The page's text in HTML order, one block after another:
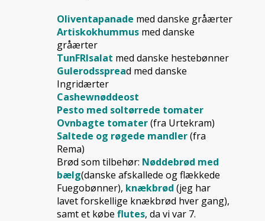
Oliventapanade med danske gråærter
Artiskokhummus med danske
gråærter
TunFRIsalat med danske hestebønner
Gulerodsspread med danske
Ingridærter
Cashewnøddeost
Pesto med soltørrede tomater
Ovnbagte tomater(fra Urtekram)
Saltede og røgede mandler(fra
Rema)
Brød som tilbehør: Nøddebrød med
bælg(danske afskallede og flækkede
Fuegobønner), knækbrød (jeg har
lavet forskellige knækbrød hver gang),
samt et købe flutes, da vi var 7.